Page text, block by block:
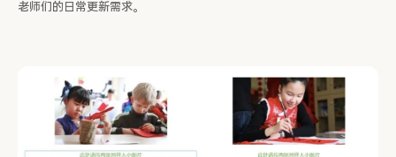
老师们的日常更新需求。